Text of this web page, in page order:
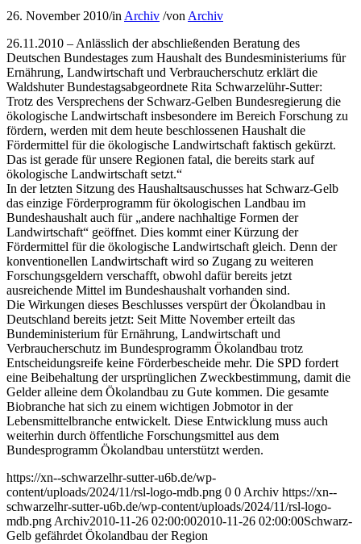
26. November 2010/inArchiv /vonArchiv
26.11.2010 – Anlässlich der abschließenden Beratung des
Deutschen Bundestages zum Haushalt des Bundesministeriums für
Ernährung, Landwirtschaft und Verbraucherschutz erklärt die
Waldshuter Bundestagsabgeordnete Rita Schwarzelühr-Sutter:
Trotz des Versprechens der Schwarz-Gelben Bundesregierung die
ökologische Landwirtschaft insbesondere im Bereich Forschung zu
fördern, werden mit dem heute beschlossenen Haushalt die
Fördermittel für die ökologische Landwirtschaft faktisch gekürzt.
Das ist gerade für unsere Regionen fatal, die bereits stark auf
ökologische Landwirtschaft setzt.“
In der letzten Sitzung des Haushaltsauschusses hat Schwarz-Gelb
das einzige Förderprogramm für ökologischen Landbau im
Bundeshaushalt auch für „andere nachhaltige Formen der
Landwirtschaft“ geöffnet. Dies kommt einer Kürzung der
Fördermittel für die ökologische Landwirtschaft gleich. Denn der
konventionellen Landwirtschaft wird so Zugang zu weiteren
Forschungsgeldern verschafft, obwohl dafür bereits jetzt
ausreichende Mittel im Bundeshaushalt vorhanden sind.
Die Wirkungen dieses Beschlusses verspürt der Ökolandbau in
Deutschland bereits jetzt: Seit Mitte November erteilt das
Bundeministerium für Ernährung, Landwirtschaft und
Verbraucherschutz im Bundesprogramm Ökolandbau trotz
Entscheidungsreife keine Förderbescheide mehr. Die SPD fordert
eine Beibehaltung der ursprünglichen Zweckbestimmung, damit die
Gelder alleine dem Ökolandbau zu Gute kommen. Die gesamte
Biobranche hat sich zu einem wichtigen Jobmotor in der
Lebensmittelbranche entwickelt. Diese Entwicklung muss auch
weiterhin durch öffentliche Forschungsmittel aus dem
Bundesprogramm Ökolandbau unterstützt werden.
https://xn--schwarzelhr-sutter-u6b.de/wp-
content/uploads/2024/11/rsl-logo-mdb.png 0 0Archiv https://xn--
schwarzelhr-sutter-u6b.de/wp-content/uploads/2024/11/rsl-logo-
mdb.pngArchiv2010-11-26 02:00:002010-11-26 02:00:00Schwarz-
Gelb gefährdet Ökolandbau der Region